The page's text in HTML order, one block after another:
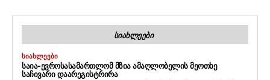
ᲡᲘᲐᲮᲚᲔᲔᲑᲘ
ᲡᲘᲐᲮᲚᲔᲔᲑᲘ
ᲡᲐᲘᲐ-ᲔᲕᲠᲝᲡᲐᲡᲐᲛᲐᲠᲗᲚᲝᲛ ᲛᲖᲘᲐ ᲐᲛᲐᲦᲚᲝᲑᲔᲚᲘᲡ ᲛᲔᲝᲗᲮᲔ
ᲡᲐᲩᲘᲕᲐᲠᲘ ᲓᲐᲐᲠᲔᲒᲘᲡᲢᲠᲘᲠᲐ